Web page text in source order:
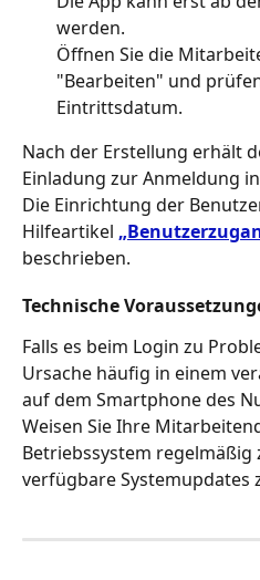
werden.
Öffnen Sie die
"Bearbeiten" und
Eintrittsdatum.
Nach der Erstellung erhält
Einladung zur Anmeldung
Die Einrichtung der
Hilfeartikel
beschrieben.
Technische
Falls es beim Login zu
Ursache häufig in einem
auf dem Smartphone des
Weisen Sie Ihre
Betriebssystem
verfügbare Systemupdates